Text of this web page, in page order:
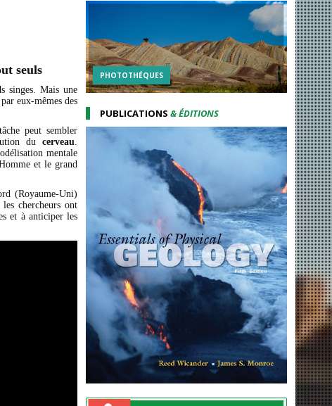
seuls
singes. Mais une
eux-mêmes des
peut sembler
du cerveau
mentale
et le grand
(Royaume-Uni)
chercheurs ont
et à anticiper les
PHOTOTHÉQUES
PUBLICATIONS& ÉDITIONS